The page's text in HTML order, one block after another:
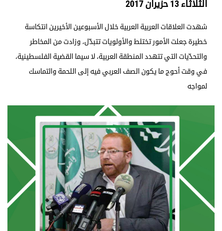
الثلاثاء 13 حزيران 2017
شهدت العلاقات العربية العربية خلال الأسبوعين الأخيرين انتكاسة
خطيرة جعلت الأمور تختلط والأولويات تتبدّل، وزادت من المخاطر
والتحدّيات التي تتهدد المنطقة العربية، لا سيما القضية الفلسطينية،
في وقت أحوج ما يكون الصف العربي فيه إلى اللحمة والتماسك
لمواجه